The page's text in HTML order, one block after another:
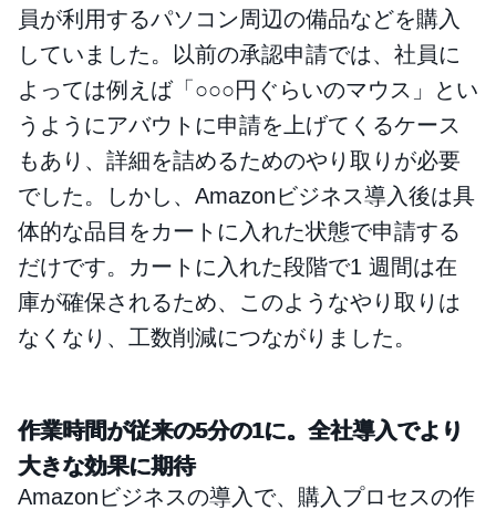
員が利用するパソコン周辺の備品などを購入
していました。以前の承認申請では、社員に
よっては例えば「○○○円ぐらいのマウス」とい
うようにアバウトに申請を上げてくるケース
もあり、詳細を詰めるためのやり取りが必要
でした。しかし、Amazonビジネス導入後は具
体的な品目をカートに入れた状態で申請する
だけです。カートに入れた段階で1 週間は在
庫が確保されるため、このようなやり取りは
なくなり、工数削減につながりました。
作業時間が従来の5分の1に。全社導入でより
大きな効果に期待
Amazonビジネスの導入で、購入プロセスの作